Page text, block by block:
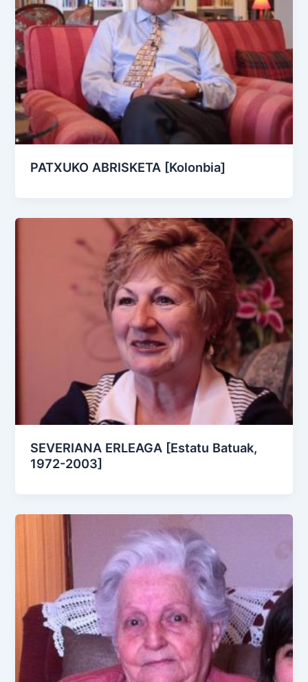
PATXUKO ABRISKETA [Kolonbia]
SEVERIANA ERLEAGA [Estatu Batuak,
1972-2003]